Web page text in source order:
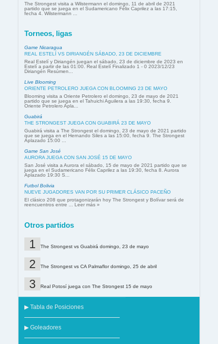
The Strongest visita a Wilstermann el domingo, 11 de abril de 2021
partido que se juega en el Sudamericano Félix Caprilez a las 17:15,
fecha 4. Wilstermann ...
Torneos, ligas
Game Nicaragua
REAL ESTELÍ VS DIRIANGÉN SÁBADO, 23 DE DICIEMBRE
Real Estelí y Diriangén juegan el sábado, 23 de diciembre de 2023 en
Estelí a partir de las 01:00. Real Estelí Finalizado 1 - 0 2023/12/23
Diriangén Resúmen...
Live Blooming
ORIENTE PETROLERO JUEGA CON BLOOMING 23 DE MAYO
Blooming visita a Oriente Petrolero el domingo, 23 de mayo de 2021
partido que se juega en el Tahuichi Aguilera a las 19:30, fecha 9.
Oriente Petrolero Apla...
Guabirá
THE STRONGEST JUEGA CON GUABIRÁ 23 DE MAYO
Guabirá visita a The Strongest el domingo, 23 de mayo de 2021 partido
que se juega en el Hernando Siles a las 15:00, fecha 9. The Strongest
Aplazado 15:00 ...
Game San José
AURORA JUEGA CON SAN JOSÉ 15 DE MAYO
San José visita a Aurora el sábado, 15 de mayo de 2021 partido que se
juega en el Sudamericano Félix Caprilez a las 19:30, fecha 8. Aurora
Aplazado 19:30 S...
Futbol Bolivia
NUEVE JUGADORES VAN POR SU PRIMER CLÁSICO PACEÑO
El clásico 208 que protagonizarán hoy The Strongest y Bolívar será de
reencuentros entre ... Leer más »
Otros partidos
The Strongest vs Guabirá domingo, 23 de mayo
The Strongest vs CA Palmaflor domingo, 25 de abril
Real Potosí juega con The Strongest 15 de mayo
▶ Tabla de Posiciones
▶ Goleadores